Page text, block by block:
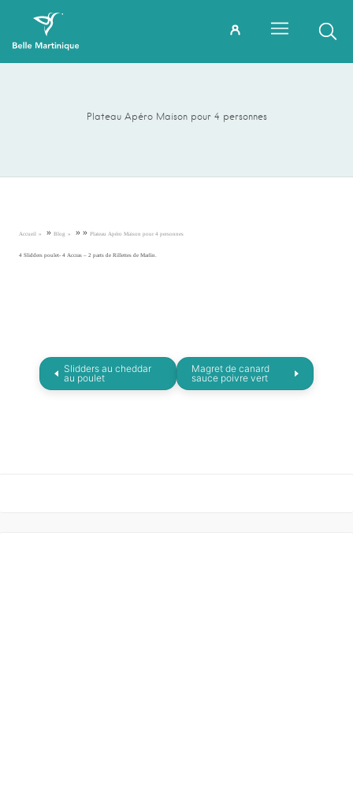
Plateau Apéro Maison pour 4 personnes
Accueil » Blog » » Plateau Apéro Maison pour 4 personnes
4 Slidders poulet- 4 Accras – 2 parts de Rillettes de Marlin.
Slidders au cheddar
au poulet
Magret de canard
sauce poivre vert